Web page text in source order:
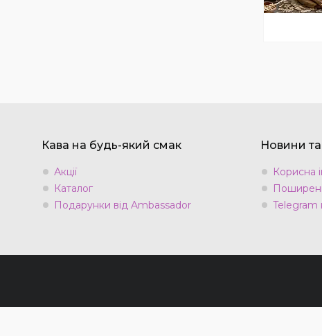
Кава на будь-який смак
Акції
Каталог
Подарунки від Ambassador
Новини та
Корисна
Telegram